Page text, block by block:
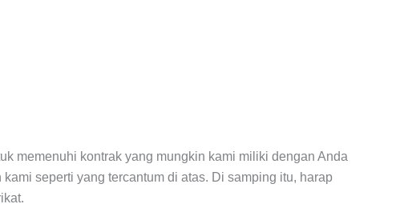
memenuhi kontrak yang mungkin kami miliki dengan Anda
seperti yang tercantum di atas. Di samping itu, harap